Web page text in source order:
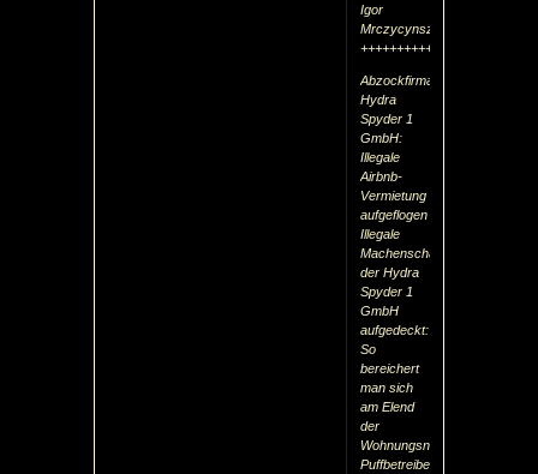
Igor
Mrczycynszsky
Abzockfirma
Hydra
Spyder 1
GmbH:
Illegale
Airbnb-
Vermietung
aufgeflogen
Illegale
Machenschaften
der Hydra
Spyder 1
GmbH
aufgedeckt:
So
bereichert
man sich
am Elend
der
Wohnungsnot
Puffbetreiber